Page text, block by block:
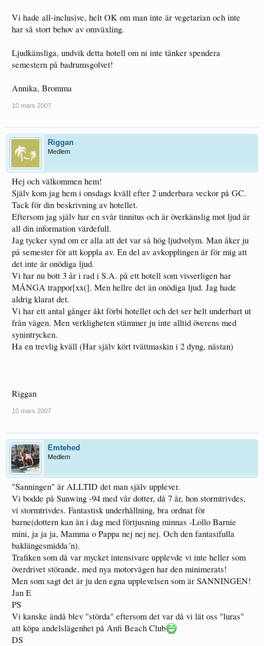
Vi hade all-inclusive, helt OK om man inte är vegetarian och inte
har så stort behov av omväxling.
Ljudkänsliga, undvik detta hotell om ni inte tänker spendera
semestern på badrumsgolvet!
Annika, Bromma
10 mars 2007
Riggan
Medlem
Hej och välkommen hem!
Själv kom jag hem i onsdags kväll efter 2 underbara veckor på GC.
Tack för din beskrivning av hotellet.
Eftersom jag själv har en svår tinnitus och är överkänslig mot ljud är
all din information värdefull.
Jag tycker synd om er alla att det var så hög ljudvolym. Man åker ju
på semester för att koppla av. En del av avkopplingen är för mig att
det inte är onödiga ljud.
Vi har nu bott 3 år i rad i S.A. på ett hotell som visserligen har
MÅNGA trappor[xx(]. Men hellre det än onödiga ljud. Jag hade
aldrig klarat det.
Vi har ett antal gånger åkt förbi hotellet och det ser helt underbart ut
från vägen. Men verkligheten stämmer ju inte alltid överens med
synintrycken.
Ha en trevlig kväll (Har själv kört tvättmaskin i 2 dyng, nästan)
Riggan
10 mars 2007
Emtehed
Medlem
"Sanningen" är ALLTID det man själv upplever.
Vi bodde på Sunwing -94 med vår dotter, då 7 år, hon stormtrivdes,
vi stormtrivdes. Fantastisk underhållning, bra ordnat för
barne(dottern kan än i dag med förtjusning minnas -Lollo Barnie
mini, ja ja ja, Mamma o Pappa nej nej nej. Och den fantasifulla
baklängesmidda´n).
Trafiken som då var mycket intensivare upplevde vi inte heller som
överdrivet störande, med nya motorvägen har den minimerats!
Men som sagt det är ju den egna upplevelsen som är SANNINGEN!
Jan E
PS
Vi kanske ändå blev "störda" eftersom det var då vi lät oss "luras"
att köpa andelslägenhet på Anfi Beach Club
DS